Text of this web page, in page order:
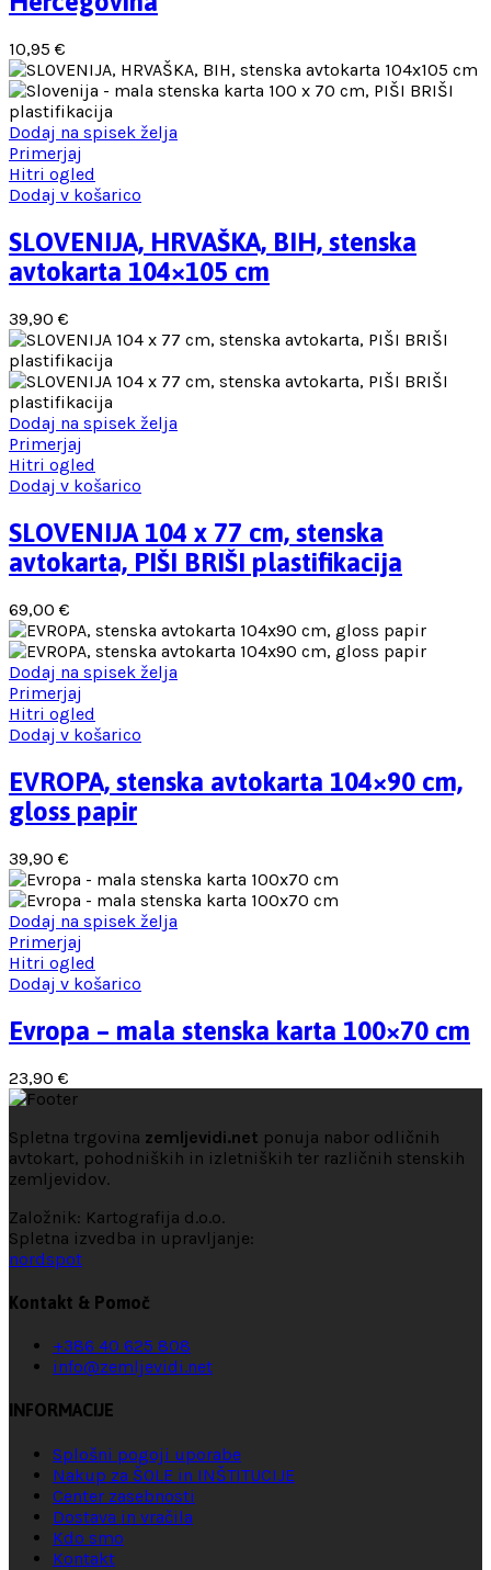
10,95 €
Dodaj na spisek želja
Primerjaj
Hitri ogled
Dodaj v košarico
SLOVENIJA, HRVAŠKA, BIH, stenska
avtokarta 104×105 cm
39,90 €
Dodaj na spisek želja
Primerjaj
Hitri ogled
Dodaj v košarico
SLOVENIJA 104 x 77 cm, stenska
avtokarta, PIŠI BRIŠI plastifikacija
69,00 €
Dodaj na spisek želja
Primerjaj
Hitri ogled
Dodaj v košarico
EVROPA, stenska avtokarta 104×90 cm,
gloss papir
39,90 €
Dodaj na spisek želja
Primerjaj
Hitri ogled
Dodaj v košarico
Evropa – mala stenska karta 100×70 cm
23,90 €
Spletna trgovina zemljevidi.net ponuja nabor odličnih
avtokart, pohodniških in izletniških ter različnih stenskih
zemljevidov.
Založnik: Kartografija d.o.o.
Spletna izvedba in upravljanje:
nordspot
Kontakt & Pomoč
+386 40 625 808
info@zemljevidi.net
INFORMACIJE
Splošni pogoji uporabe
Nakup za ŠOLE in INŠTITUCIJE
Center zasebnosti
Dostava in vračila
Kdo smo
Kontakt